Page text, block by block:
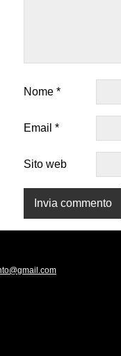
Nome *
Email *
Sito web